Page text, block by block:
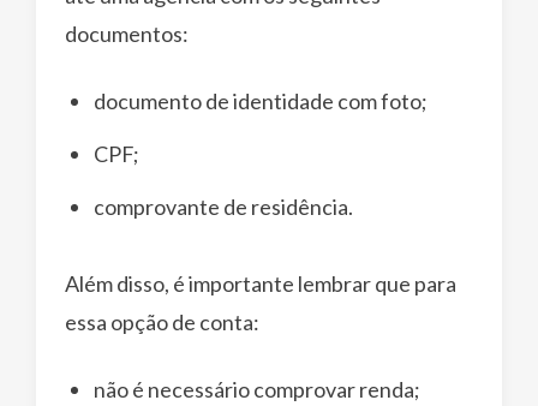
documentos:
documento de identidade com foto;
CPF;
comprovante de residência.
Além disso, é importante lembrar que para
essa opção de conta:
não é necessário comprovar renda;